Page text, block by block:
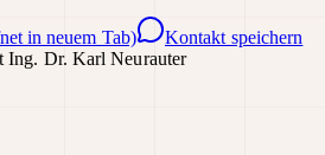
in neuem Tab)
Kontakt speichern
Ing. Dr. Karl Neurauter